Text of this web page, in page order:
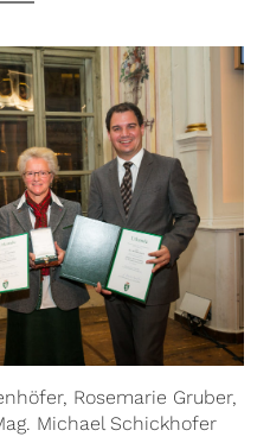
Rosemarie Gruber,
Michael Schickhofer